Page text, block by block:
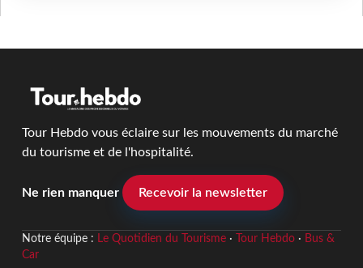
Tour Hebdo vous éclaire sur les mouvements du marché
du tourisme et de l'hospitalité.
Ne rien manquer Recevoir la newsletter
Notre équipe : Le Quotidien du Tourisme· Tour Hebdo· Bus &
Car